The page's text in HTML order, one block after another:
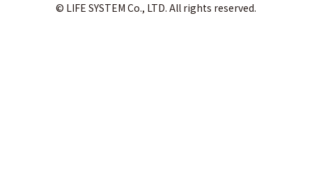
© LIFE SYSTEM Co., LTD. All rights reserved.